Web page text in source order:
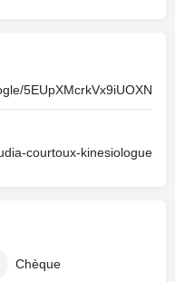
5EUpXMcrkVx9iUOXN
courtoux-kinesiologue
Chèque